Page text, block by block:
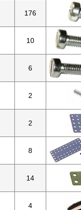
176
10
6
2
2
8
14
4